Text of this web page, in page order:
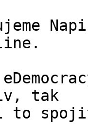
tak
to